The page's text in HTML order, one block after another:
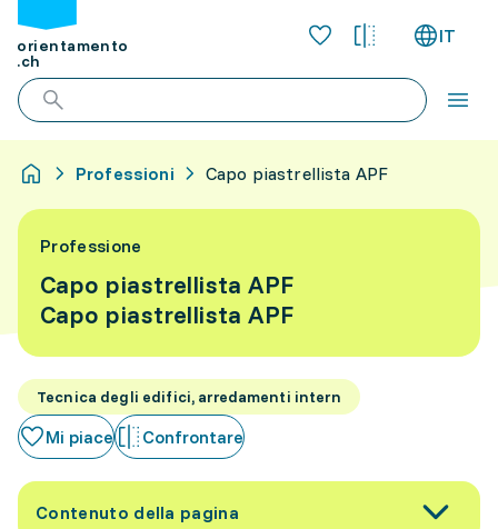
orientamento
.ch
IT
Professioni Capo piastrellista APF
Professione
Capo piastrellista APF
Capo piastrellista APF
Tecnica degli edifici, arredamenti intern
Mi piace Confrontare
Contenuto della pagina